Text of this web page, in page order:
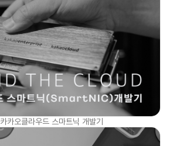
오클라우드 스마트닉 개발기